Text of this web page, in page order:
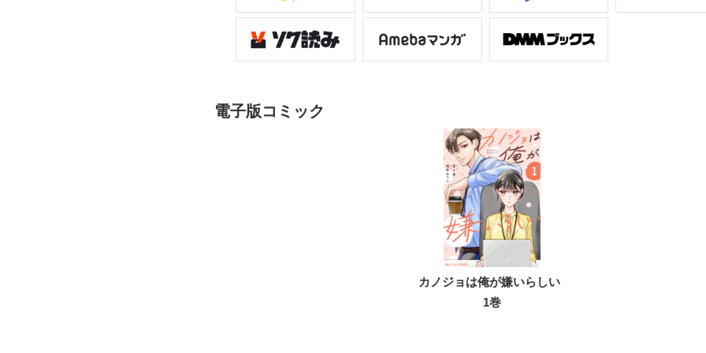
電子版コミック
カノジョは俺が嫌いらしい
1巻